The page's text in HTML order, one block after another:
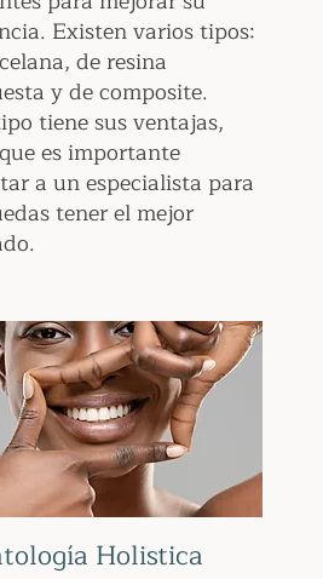
Existen varios tipos:
de resina
y de composite.
tiene sus ventajas,
es importante
a un especialista para
tener el mejor
Holistica